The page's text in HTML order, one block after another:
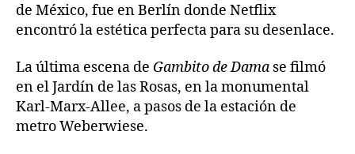
de México, fue en Berlín donde Netflix
encontró la estética perfecta para su desenlace.
La última escena de Gambito de Dama se filmó
en el Jardín de las Rosas, en la monumental
Karl-Marx-Allee, a pasos de la estación de
metro Weberwiese.